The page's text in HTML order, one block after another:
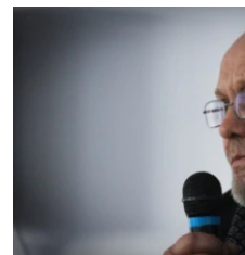
Українською